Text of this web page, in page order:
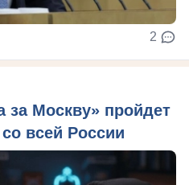
2
за Москву» пройдет
всей России